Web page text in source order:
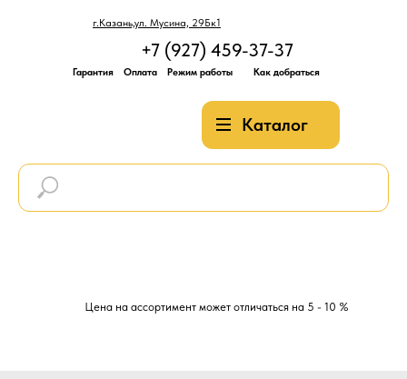
г.Казань,ул. Мусина, 29Бк1
Каталог
+7 (927) 459-37-37
Гарантия Оплата Режим работы Как добраться
Цена на ассортимент может отличаться на 5 - 10 %